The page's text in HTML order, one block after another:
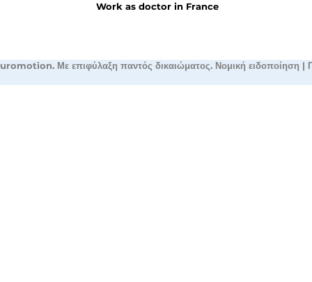
Work as doctor in France
Με επιφύλαξη παντός δικαιώματος. Νομική ειδοποίηση |